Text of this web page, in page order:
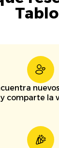
y comparte la